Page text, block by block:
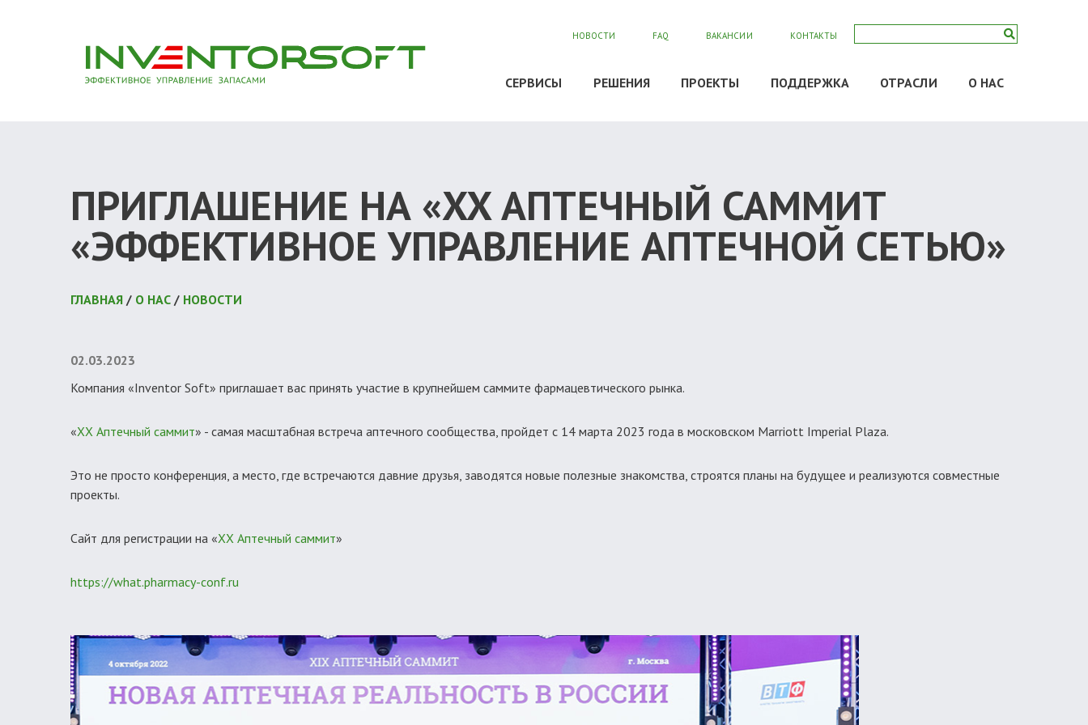
НОВОСТИ FAQ ВАКАНСИИ КОНТАКТЫ
СЕРВИСЫ РЕШЕНИЯ ПРОЕКТЫ ПОДДЕРЖКА ОТРАСЛИ О НАС
ПРИГЛАШЕНИЕ НА «XX АПТЕЧНЫЙ САММИТ
«ЭФФЕКТИВНОЕ УПРАВЛЕНИЕ АПТЕЧНОЙ СЕТЬЮ»
ГЛАВНАЯ / О НАС / НОВОСТИ
02.03.2023
Компания «Inventor Soft» приглашает вас принять участие в крупнейшем саммите фармацевтического рынка.
«XX Аптечный саммит» - самая масштабная встреча аптечного сообщества, пройдет с 14 марта 2023 года в московском Marriott Imperial Plaza.
Это не просто конференция, а место, где встречаются давние друзья, заводятся новые полезные знакомства, строятся планы на будущее и реализуются совместные
проекты.
Сайт для регистрации на «XX Аптечный саммит»
https://what.pharmacy-conf.ru